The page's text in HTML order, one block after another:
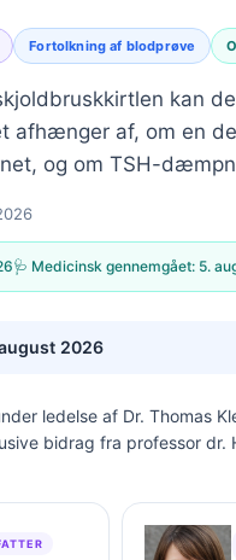
Fortolkning af blodprøve
kan
afhænger af, om en
og om TSH-
🩺 Medicinsk gennemgået: 5.
2026
ledelse af Dr. Thomas
bidrag fra professor dr.